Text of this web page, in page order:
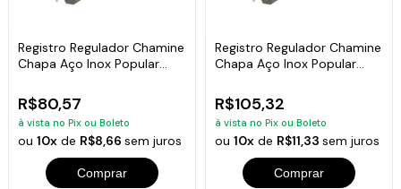
Registro Regulador Chamine
Chapa Aço Inox Popular
R$80,57
à vista no Pix ou Boleto
ou10x de R$8,66sem juros
Comprar
Registro Regulador Chamine
Chapa Aço Inox Popular
R$105,32
à vista no Pix ou Boleto
ou 10xde R$11,33 sem juros
Comprar